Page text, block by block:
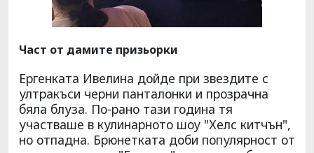
Част от дамите призьорки
Ергенката Ивелина дойде при звездите с
ултракъси черни панталонки и прозрачна
бяла блуза. По-рано тази година тя
участваше в кулинарното шоу "Хелс китчън",
но отпадна. Брюнетката доби популярност от